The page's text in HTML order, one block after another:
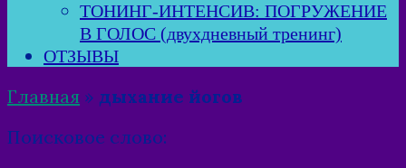
ТОНИНГ-ИНТЕНСИВ: ПОГРУЖЕНИЕ
В ГОЛОС (двухдневный тренинг)
ОТЗЫВЫ
Главная » дыхание йогов
Поисковое слово: